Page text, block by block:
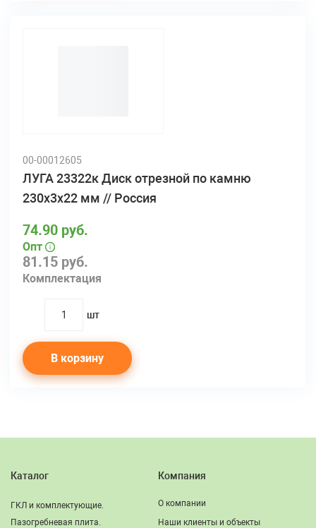
00-00012605
ЛУГА 23322к Диск отрезной по камню
230х3х22 мм // Россия
81.15 руб.
Комплектация
74.90 руб.
Опт
quantity
шт
В корзину
Каталог
ГКЛ и комплектующие.
Пазогребневая плита.
Компания
О компании
Наши клиенты и объекты